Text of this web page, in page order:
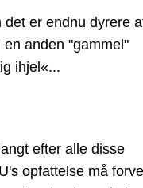
er endnu dyrere
anden "gammel"
ihjel«...
efter alle disse
opfattelse må